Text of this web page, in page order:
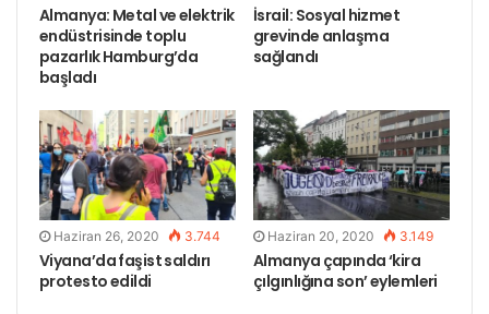
protesto
Almanya: Metal ve elektrik
endüstrisinde toplu
pazarlık Hamburg’da
başladı
İsrail: Sosyal hizmet
grevinde anlaşma
sağlandı
Haziran 26, 2020 3.744
Viyana’da faşist saldırı
protesto edildi
Haziran 20, 2020 3.149
Almanya çapında ‘kira
çılgınlığına son’ eylemleri